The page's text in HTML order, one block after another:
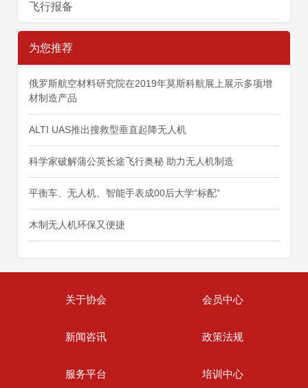
飞行报备
为您推荐
俄罗斯航空材料研究院在2019年莫斯科航展上展示多项增
材制造产品
ALTI UAS推出搜救型垂直起降无人机
科学家破解蒲公英长途飞行奥秘 助力无人机制造
平衡车、无人机、智能手表成00后大学“标配”
木制无人机环保又便捷
关于协会 会员中心
新闻咨讯 政策法规
服务平台 培训中心